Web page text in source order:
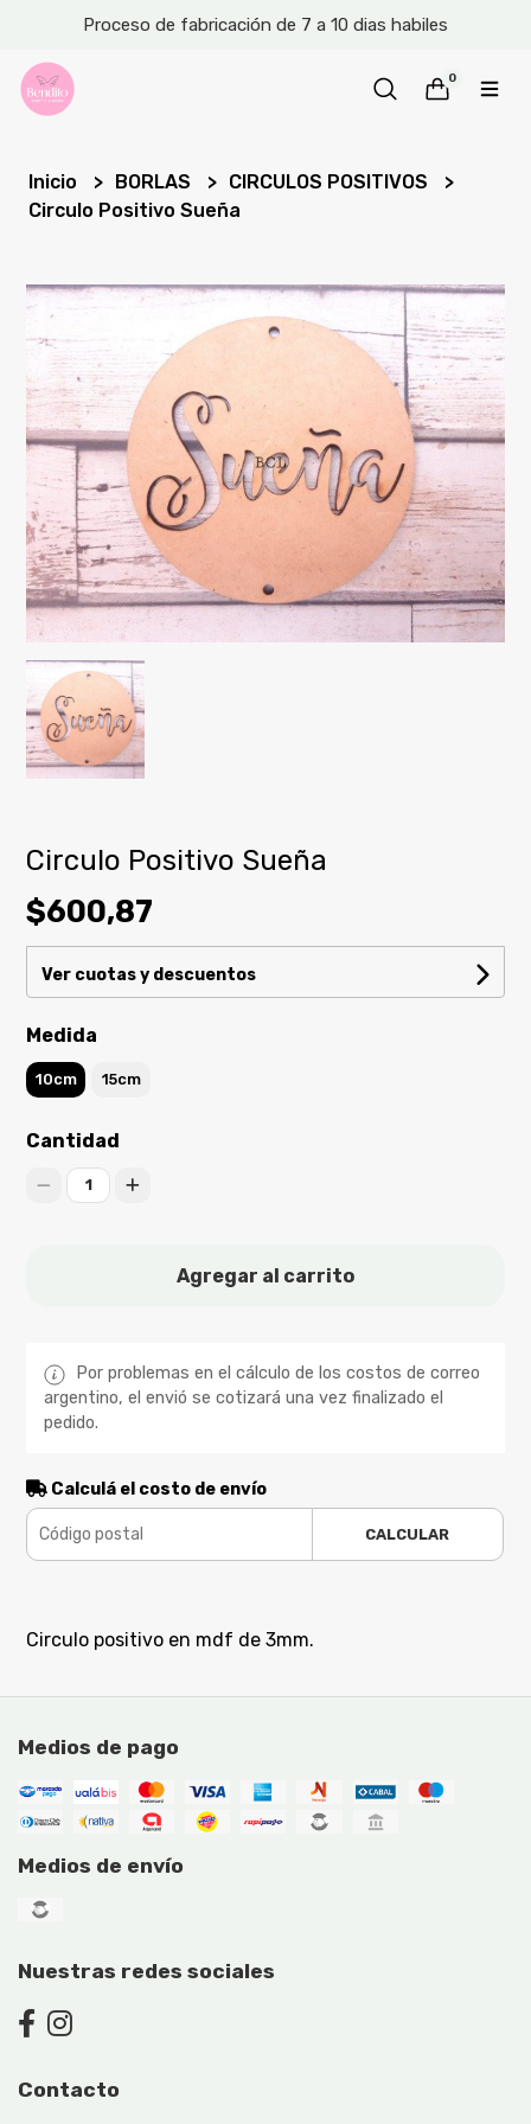
Proceso de fabricación de 7 a 10 dias habiles
0
Inicio BORLAS
CIRCULOS POSITIVOS
Circulo Positivo Sueña
Circulo Positivo Sueña
$600,87
Ver cuotas y descuentos
Medida
10cm 15cm
Cantidad
1
Agregar al carrito
Por problemas en el cálculo de los costos de correo
argentino, el envió se cotizará una vez finalizado el
pedido.
Calculá el costo de envío
CALCULAR
Circulo positivo en mdf de 3mm.
Medios de pago
Medios de envío
Nuestras redes sociales
Contacto